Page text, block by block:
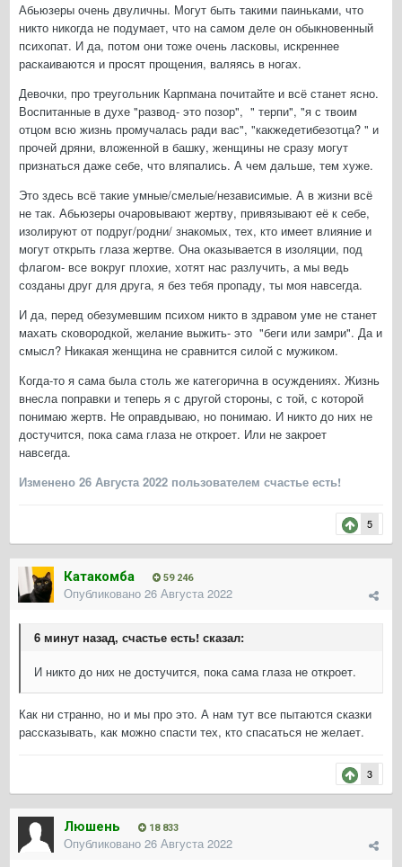
Абьюзеры очень двуличны. Могут быть такими паиньками, что
никто никогда не подумает, что на самом деле он обыкновенный
психопат. И да, потом они тоже очень ласковы, искреннее
раскаиваются и просят прощения, валяясь в ногах.
Девочки, про треугольник Карпмана почитайте и всё станет ясно.
Воспитанные в духе "развод- это позор", " терпи", "я с твоим
отцом всю жизнь промучалась ради вас", "какжедетибезотца? " и
прочей дряни, вложенной в башку, женщины не сразу могут
признаться даже себе, что вляпались. А чем дальше, тем хуже.
Это здесь всё такие умные/смелые/независимые. А в жизни всё
не так. Абьюзеры очаровывают жертву, привязывают её к себе,
изолируют от подруг/родни/ знакомых, тех, кто имеет влияние и
могут открыть глаза жертве. Она оказывается в изоляции, под
флагом- все вокруг плохие, хотят нас разлучить, а мы ведь
созданы друг для друга, я без тебя пропаду, ты моя навсегда.
И да, перед обезумевшим психом никто в здравом уме не станет
махать сковородкой, желание выжить- это "беги или замри". Да и
смысл? Никакая женщина не сравнится силой с мужиком.
Когда-то я сама была столь же категорична в осуждениях. Жизнь
внесла поправки и теперь я с другой стороны, с той, с которой
понимаю жертв. Не оправдываю, но понимаю. И никто до них не
достучится, пока сама глаза не откроет. Или не закроет
навсегда.
Изменено 26 Августа 2022 пользователем счастье есть!
5
Катакомба 59 246
Опубликовано 26 Августа 2022
6 минут назад, счастье есть! сказал:
И никто до них не достучится, пока сама глаза не откроет.
Как ни странно, но и мы про это. А нам тут все пытаются сказки
рассказывать, как можно спасти тех, кто спасаться не желает.
3
Люшень 18 833
Опубликовано 26 Августа 2022